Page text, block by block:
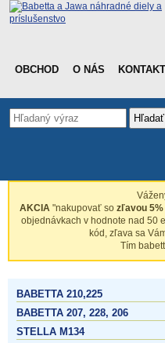
OBCHOD O NÁS KONTAKT
Hľadať
AKCIA"nakupovať so zľavou 5%
objednávkach v hodnote nad 50
kód, zľava sa
Tím
BABETTA 210,225
BABETTA 207, 228, 206
STELLA M134